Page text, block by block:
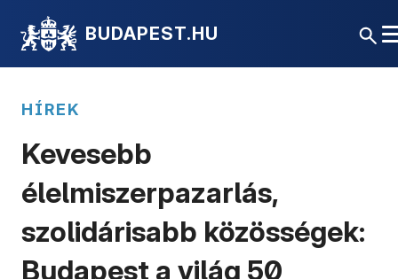
BUDAPEST.HU
HÍREK
Kevesebb
élelmiszerpazarlás,
szolidárisabb közösségek:
Budapest a világ 50